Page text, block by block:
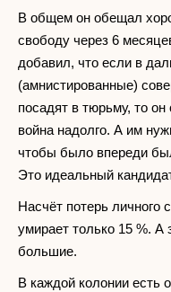
В общем он обещал
свободу через 6
добавил, что если в
(амнистированные)
посадят в тюрьму, то
война надолго. А им
чтобы было впереди
Это идеальный
Насчёт потерь личного
умирает только 15 %.
большие.
В каждой колонии есть